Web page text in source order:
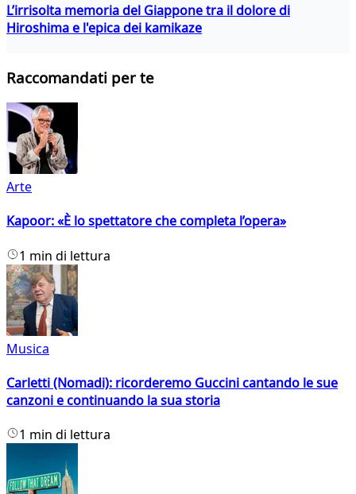
L’irrisolta memoria del Giappone tra il dolore di
Hiroshima e l'epica dei kamikaze
Raccomandati per te
Arte
Kapoor: «È lo spettatore che completa l’opera»
1 min di lettura
Musica
Carletti (Nomadi): ricorderemo Guccini cantando le sue
canzoni e continuando la sua storia
1 min di lettura